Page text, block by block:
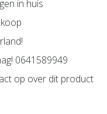
in huis
0641589949
op over dit product